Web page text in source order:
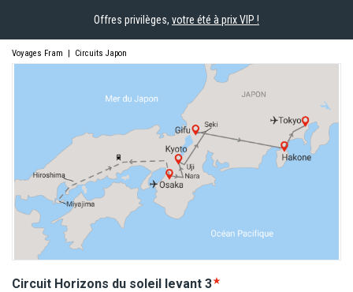
Offres privilèges, votre été à prix VIP !
Voyages Fram | Circuits Japon
Circuit Horizons du soleil levant 3